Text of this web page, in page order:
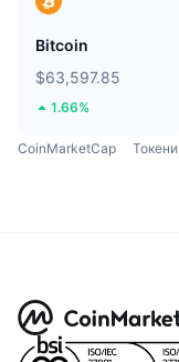
Bitcoin
$63,597.85
1.66%
CoinMarketCap Токени